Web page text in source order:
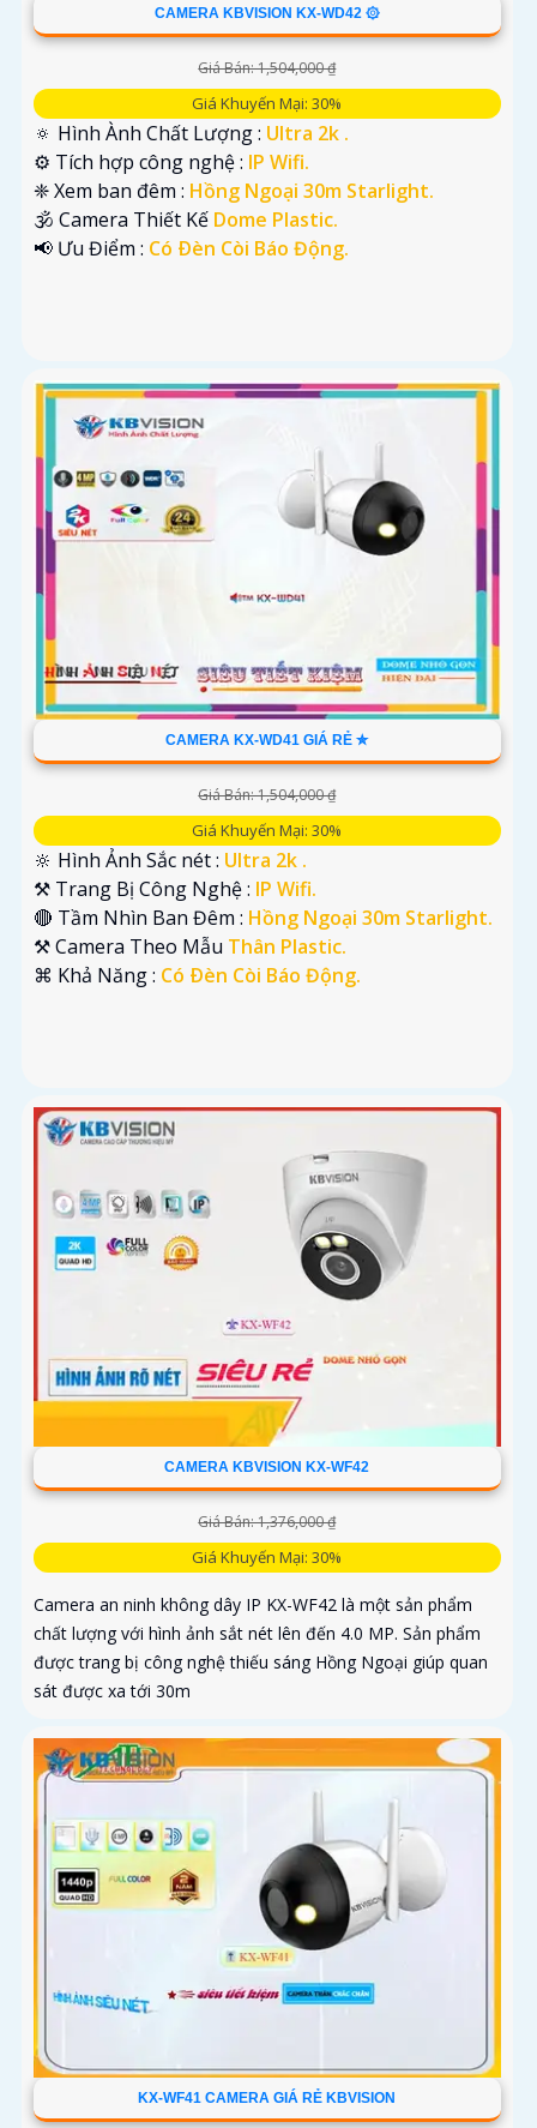
CAMERA KBVISION KX-WD42 ۞
Giá Bán: 1,504,000 ₫
Giá Khuyến Mại: 30%
🔅 Hình Ành Chất Lượng : Ultra 2k .
⚙ Tích hợp công nghệ : IP Wifi.
❈ Xem ban đêm : Hồng Ngoại 30m Starlight.
🕉️ Camera Thiết Kế Dome Plastic.
️📢 Ưu Điểm : Có Ðèn Còi Báo Động.
CAMERA KX-WD41 GIÁ RẺ ✮
Giá Bán: 1,504,000 ₫
Giá Khuyến Mại: 30%
🔆 Hình Ảnh Sắc nét : Ultra 2k .
⚒ Trang Bị Công Nghệ : IP Wifi.
🔴 Tầm Nhìn Ban Đêm : Hồng Ngoại 30m Starlight.
⚒ Camera Theo Mẫu Thân Plastic.
️⌘ Khả Năng : Có Ðèn Còi Báo Động.
CAMERA KBVISION KX-WF42
Giá Bán: 1,376,000 ₫
Giá Khuyến Mại: 30%
Camera an ninh không dây IP KX-WF42 là một sản phẩm
chất lượng với hình ảnh sắt nét lên đến 4.0 MP. Sản phẩm
được trang bị công nghệ thiếu sáng Hồng Ngoại giúp quan
sát được xa tới 30m
KX-WF41 CAMERA GIÁ RẺ KBVISION